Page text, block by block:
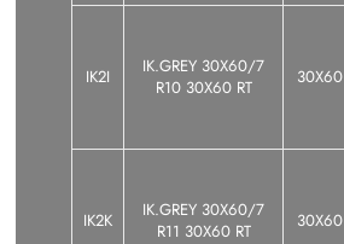
IK2I
IK.GREY 30X60/7
R10 30X60 RT
30X60
IK2K
IK.GREY 30X60/7
R11 30X60 RT
30X60